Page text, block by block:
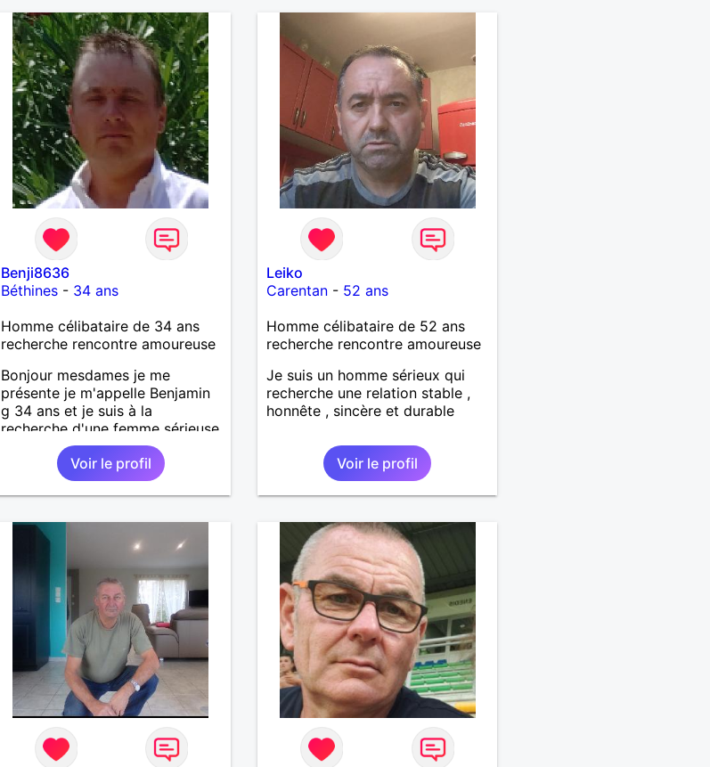
quelqu’un un être humain
Benji8636
Béthines- 34 ans
Homme célibataire de 34 ans
recherche rencontre amoureuse
Bonjour mesdames je me
présente je m'appelle Benjamin
g 34 ans et je suis à la
recherche d'une femme sérieuse
attentionné
Voir le profil
Leiko
Carentan - 52 ans
Homme célibataire de 52 ans
recherche rencontre amoureuse
Je suis un homme sérieux qui
recherche une relation stable ,
honnête , sincère et durable
Voir le profil